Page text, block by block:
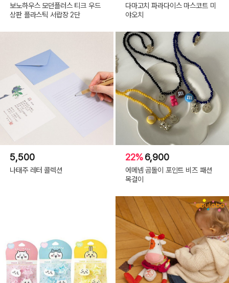
보노하우스 모던플러스 티크 우드
상판 플라스틱 서랍장 2단
다마고치 파라다이스 마스코트 미
야오치
5,500
나태주 레터 콜렉션
22%6,900
에메넴 곰돌이 포인트 비즈 패션
목걸이